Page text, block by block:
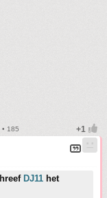
185
DJ11 het